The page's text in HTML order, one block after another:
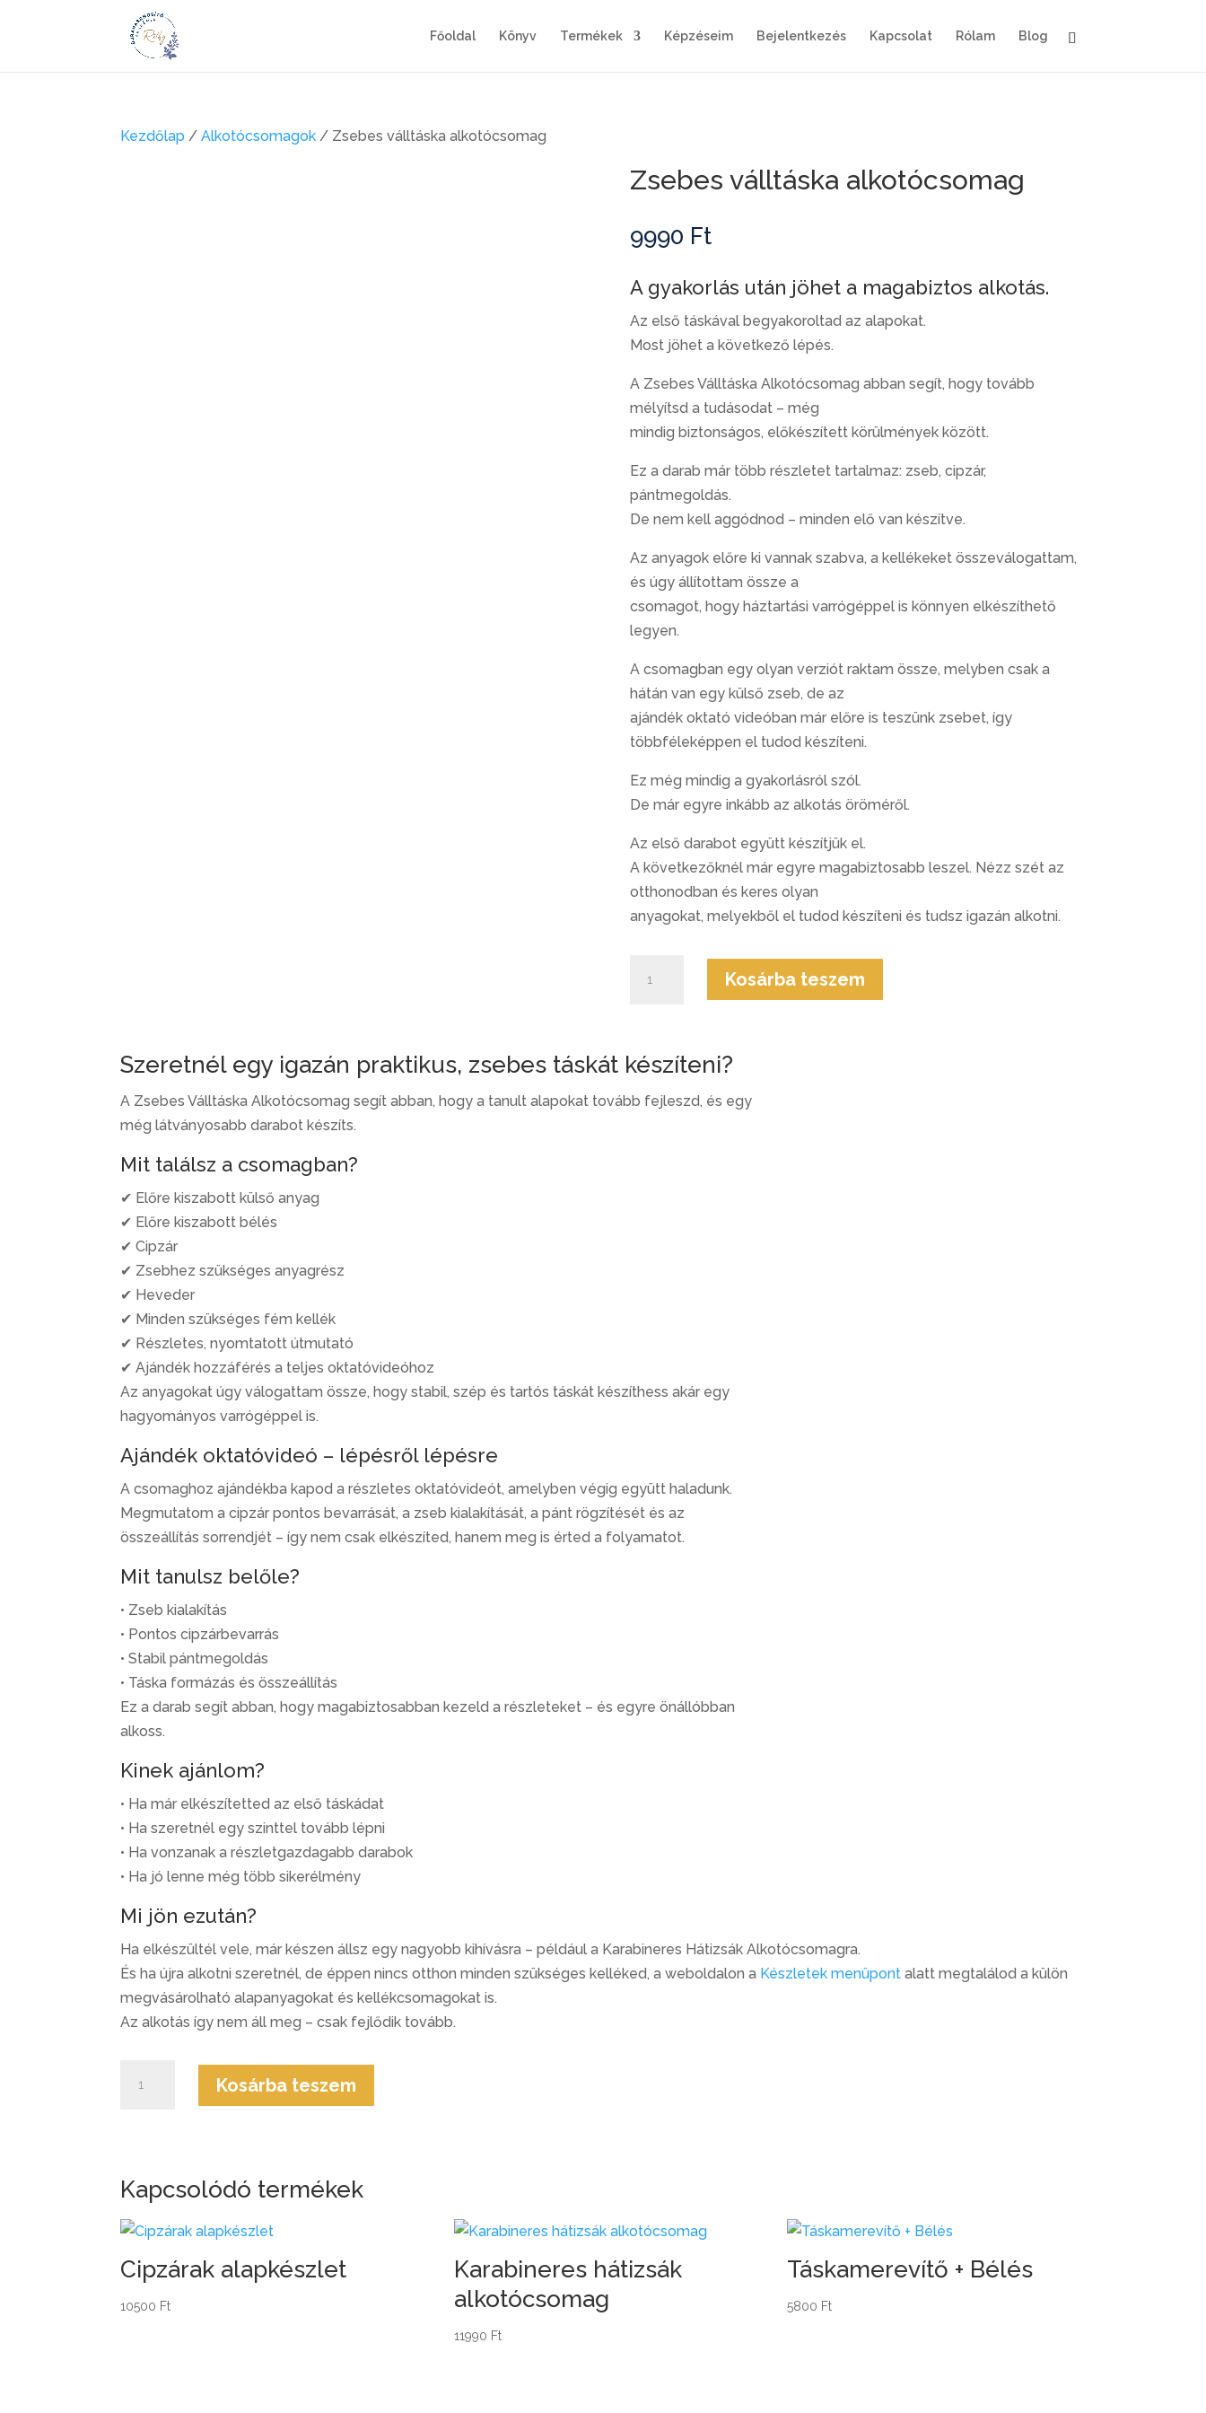
Főoldal Könyv Termékek Képzéseim Bejelentkezés Kapcsolat Rólam Blog
Kezdőlap /Alkotócsomagok / Zsebes válltáska alkotócsomag
Zsebes válltáska alkotócsomag
9990 Ft
A gyakorlás után jöhet a magabiztos alkotás.
Az első táskával begyakoroltad az alapokat.
Most jöhet a következő lépés.
A Zsebes Válltáska Alkotócsomag abban segít, hogy tovább
mélyítsd a tudásodat – még
mindig biztonságos, előkészített körülmények között.
Ez a darab már több részletet tartalmaz: zseb, cipzár,
pántmegoldás.
De nem kell aggódnod – minden elő van készítve.
Az anyagok előre ki vannak szabva, a kellékeket összeválogattam,
és úgy állítottam össze a
csomagot, hogy háztartási varrógéppel is könnyen elkészíthető
legyen.
A csomagban egy olyan verziót raktam össze, melyben csak a
hátán van egy külső zseb, de az
ajándék oktató videóban már előre is teszünk zsebet, így
többféleképpen el tudod készíteni.
Ez még mindig a gyakorlásról szól.
De már egyre inkább az alkotás öröméről.
Az első darabot együtt készítjük el.
A következőknél már egyre magabiztosabb leszel. Nézz szét az
otthonodban és keres olyan
anyagokat, melyekből el tudod készíteni és tudsz igazán alkotni.
Kosárba teszem
Szeretnél egy igazán praktikus, zsebes táskát készíteni?
A Zsebes Válltáska Alkotócsomag segít abban, hogy a tanult alapokat tovább fejleszd, és egy
még látványosabb darabot készíts.
Mit találsz a csomagban?
✔ Előre kiszabott külső anyag
✔ Előre kiszabott bélés
✔ Cipzár
✔ Zsebhez szükséges anyagrész
✔ Heveder
✔ Minden szükséges fém kellék
✔ Részletes, nyomtatott útmutató
✔ Ajándék hozzáférés a teljes oktatóvideóhoz
Az anyagokat úgy válogattam össze, hogy stabil, szép és tartós táskát készíthess akár egy
hagyományos varrógéppel is.
Ajándék oktatóvideó – lépésről lépésre
A csomaghoz ajándékba kapod a részletes oktatóvideót, amelyben végig együtt haladunk.
Megmutatom a cipzár pontos bevarrását, a zseb kialakítását, a pánt rögzítését és az
összeállítás sorrendjét – így nem csak elkészíted, hanem meg is érted a folyamatot.
Mit tanulsz belőle?
• Zseb kialakítás
• Pontos cipzárbevarrás
• Stabil pántmegoldás
• Táska formázás és összeállítás
Ez a darab segít abban, hogy magabiztosabban kezeld a részleteket – és egyre önállóbban
alkoss.
Kinek ajánlom?
• Ha már elkészítetted az első táskádat
• Ha szeretnél egy szinttel tovább lépni
• Ha vonzanak a részletgazdagabb darabok
• Ha jó lenne még több sikerélmény
Mi jön ezután?
Ha elkészültél vele, már készen állsz egy nagyobb kihívásra – például a Karabineres Hátizsák Alkotócsomagra.
És ha újra alkotni szeretnél, de éppen nincs otthon minden szükséges kelléked, a weboldalon a Készletek menüpont alatt megtalálod a külön
megvásárolható alapanyagokat és kellékcsomagokat is.
Az alkotás így nem áll meg – csak fejlődik tovább.
Kosárba teszem
Kapcsolódó termékek
Cipzárak alapkészlet
10500 Ft
Karabineres hátizsák
alkotócsomag
11990 Ft
Táskamerevítő + Bélés
5800 Ft